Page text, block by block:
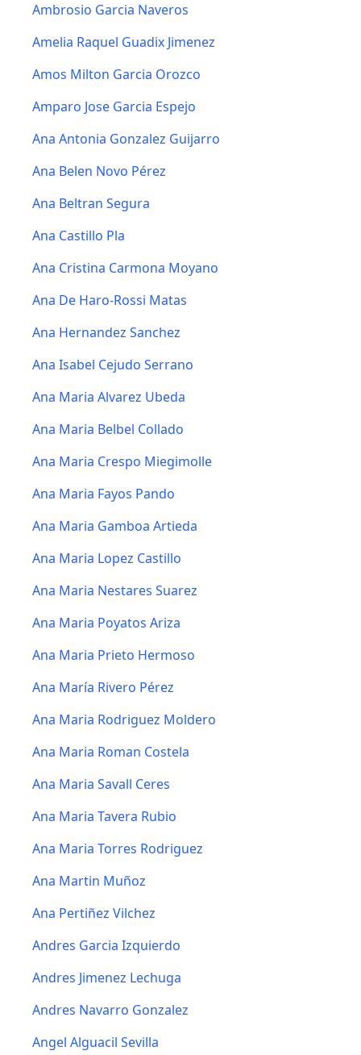
Ambrosio Garcia Naveros
Amelia Raquel Guadix Jimenez
Amos Milton Garcia Orozco
Amparo Jose Garcia Espejo
Ana Antonia Gonzalez Guijarro
Ana Belen Novo Pérez
Ana Beltran Segura
Ana Castillo Pla
Ana Cristina Carmona Moyano
Ana De Haro-Rossi Matas
Ana Hernandez Sanchez
Ana Isabel Cejudo Serrano
Ana Maria Alvarez Ubeda
Ana Maria Belbel Collado
Ana Maria Crespo Miegimolle
Ana Maria Fayos Pando
Ana Maria Gamboa Artieda
Ana Maria Lopez Castillo
Ana Maria Nestares Suarez
Ana Maria Poyatos Ariza
Ana Maria Prieto Hermoso
Ana María Rivero Pérez
Ana Maria Rodriguez Moldero
Ana Maria Roman Costela
Ana Maria Savall Ceres
Ana Maria Tavera Rubio
Ana Maria Torres Rodriguez
Ana Martin Muñoz
Ana Pertiñez Vilchez
Andres Garcia Izquierdo
Andres Jimenez Lechuga
Andres Navarro Gonzalez
Angel Alguacil Sevilla